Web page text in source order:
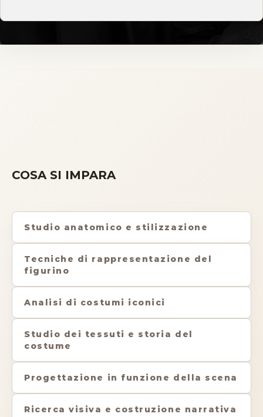
COSA SI IMPARA
Studio anatomico e stilizzazione
Tecniche di rappresentazione del
figurino
Analisi di costumi iconici
Studio dei tessuti e storia del
costume
Progettazione in funzione della scena
Ricerca visiva e costruzione narrativa